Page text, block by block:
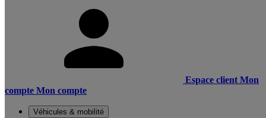
Espace client Mon
compte Mon compte
Véhicules & mobilité